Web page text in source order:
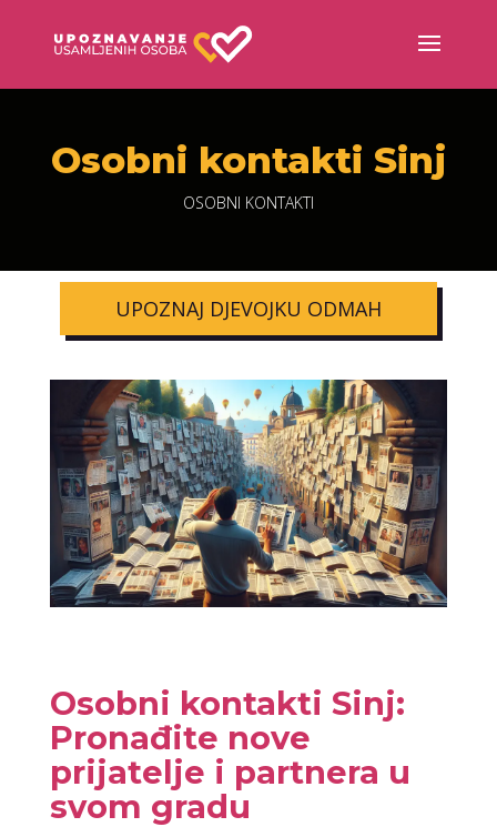
Osobni kontakti Sinj
OSOBNI KONTAKTI
UPOZNAJ DJEVOJKU ODMAH
Osobni kontakti Sinj:
Pronađite nove
prijatelje i partnera u
svom gradu